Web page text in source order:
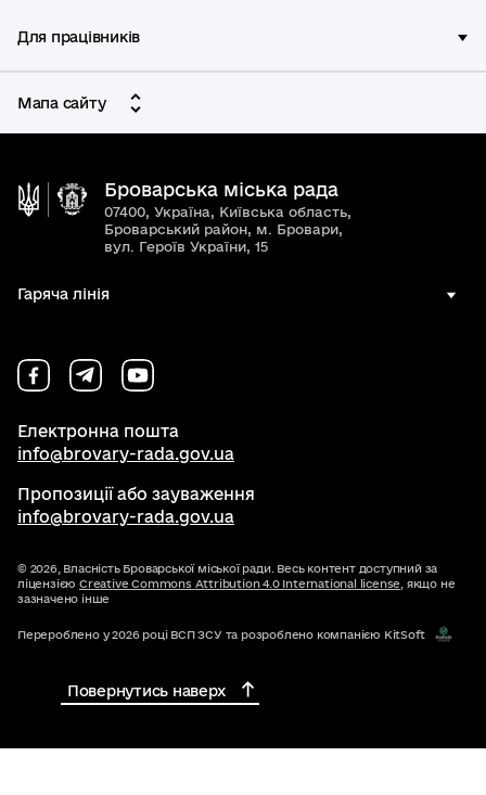
Для працівників
Мапа сайту
Броварська міська рада
07400, Україна, Київська область,
Броварський район, м. Бровари,
вул. Героїв України, 15
Гаряча лінія
Електронна пошта
info@brovary-rada.gov.ua
Пропозиції або зауваження
info@brovary-rada.gov.ua
© 2026, Власність Броварської міської ради. Весь контент доступний за
ліцензією Creative Commons Attribution 4.0 International license , якщо не
зазначено інше
Перероблено у 2026 році ВСП ЗСУ та розроблено компанією KitSoft
Повернутись наверх